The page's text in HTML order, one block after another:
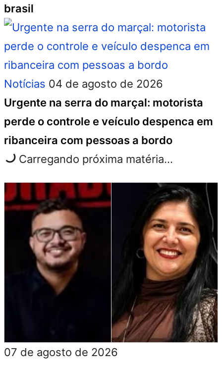
07 de agosto de 2026
brasil
Notícias 04 de agosto de 2026
Urgente na serra do marçal: motorista
perde o controle e veículo despenca em
ribanceira com pessoas a bordo
Carregando próxima matéria...